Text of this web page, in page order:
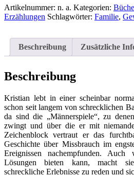
die
Worte
Artikelnummer: n. a. Kategorien:
Erzählungen Schlagwörter: Familie,
Beschreibung Zusätzliche
Beschreibung
Kristian lebt in einer scheinbar
schon seit langem von schrecklichen
da sind die „Männerspiele“, zu
zwingt und über die er mit
Zeichenblock vertraut er das
Geschichte über Missbrauch im
Ereignissen nachempfunden.
Lösungen bieten kann, macht
schreckliche Erlebnisse zu reden und